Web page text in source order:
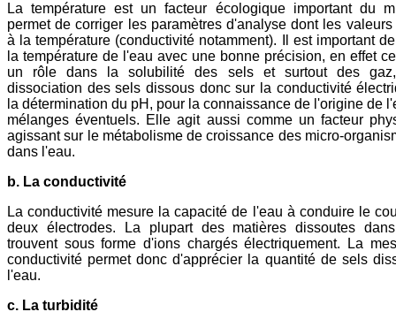
La température est un facteur écologique important du
permet de corriger les paramètres d'analyse dont les
à la température (conductivité notamment). Il est important
la température de l'eau avec une bonne précision, en effet
un rôle dans la solubilité des sels et surtout des
dissociation des sels dissous donc sur la conductivité
la détermination du pH, pour la connaissance de l'origine de
mélanges éventuels. Elle agit aussi comme un facteur
agissant sur le métabolisme de croissance des micro-
dans l'eau.
b. La conductivité
La conductivité mesure la capacité de l'eau à conduire le
deux électrodes. La plupart des matières dissoutes
trouvent sous forme d'ions chargés électriquement. La
conductivité permet donc d'apprécier la quantité de sels
l'eau.
c. La turbidité